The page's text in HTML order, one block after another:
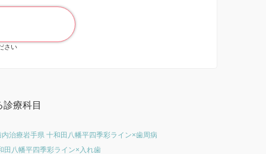
さい
療科目
治療岩手県 十和田八幡平四季彩ライン×歯周病
田八幡平四季彩ライン×入れ歯